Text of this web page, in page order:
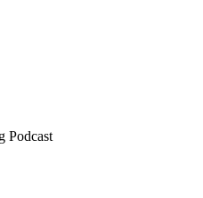
Podcast